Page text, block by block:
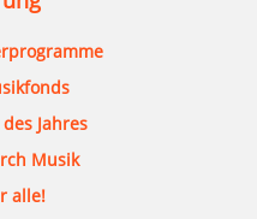
Jahres
Musik
alle!